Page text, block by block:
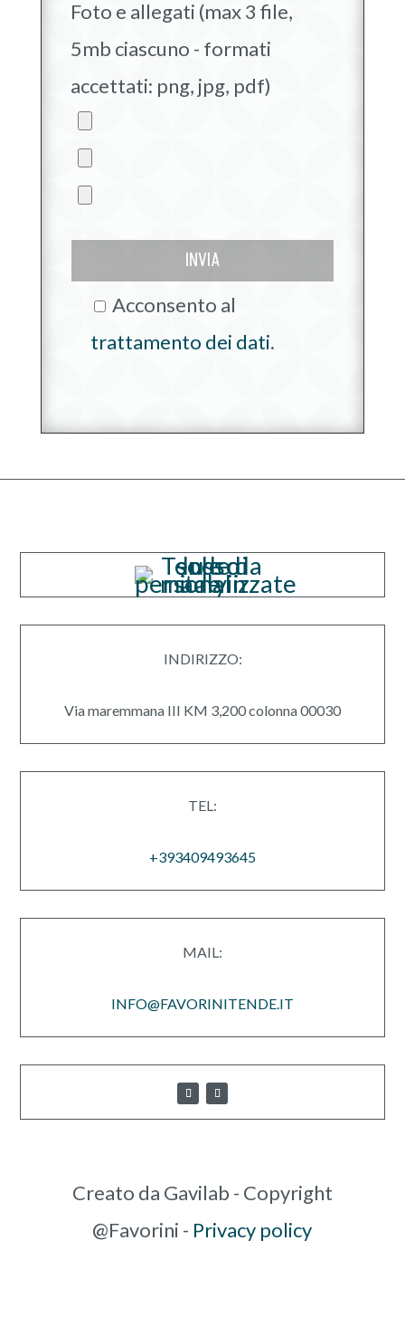
Foto e allegati (max 3 file,
5mb ciascuno - formati
accettati: png, jpg, pdf)
INVIA
Acconsento al
trattamento dei dati.
INDIRIZZO:
Via maremmana III KM 3,200 colonna 00030
TEL:
+393409493645
MAIL:
INFO@FAVORINITENDE.IT
Creato da Gavilab - Copyright
@Favorini - Privacy policy